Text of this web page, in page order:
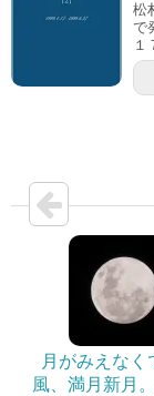
松
で
１
月がみえなく
風、満月新月